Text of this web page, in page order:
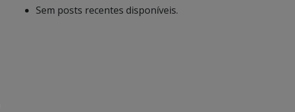
Sem posts recentes disponíveis.